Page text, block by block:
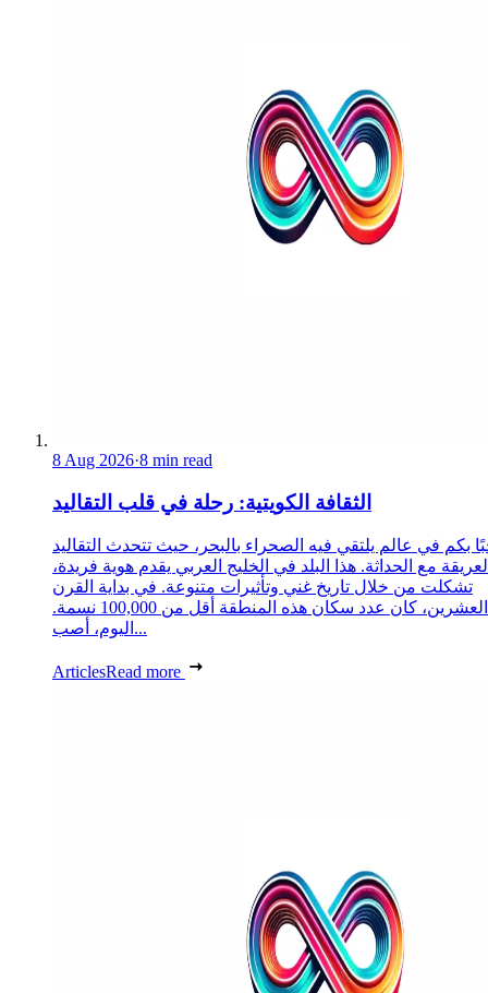
8 Aug 2026·8 min read
الثقافة الكويتية: رحلة في قلب التقاليد
بكم في عالم يلتقي فيه الصحراء بالبحر، حيث تتحدث التقاليد
مع الحداثة. هذا البلد في الخليج العربي يقدم هوية فريدة،
تشكلت من خلال تاريخ غني وتأثيرات متنوعة. في بداية القرن
العشرين، كان عدد سكان هذه المنطقة أقل من 100,000 نسمة.
اليوم، أصب...
ArticlesRead more